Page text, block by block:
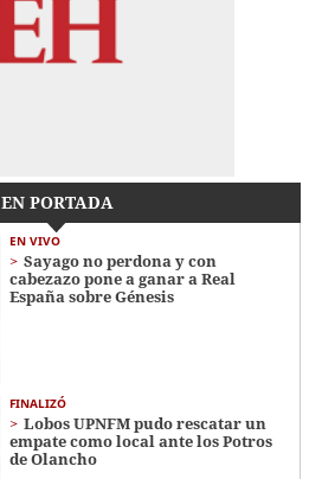
EN PORTADA
EN VIVO
Sayago no perdona y con
cabezazo pone a ganar a Real
España sobre Génesis
FINALIZÓ
Lobos UPNFM pudo rescatar un
empate como local ante los Potros
de Olancho